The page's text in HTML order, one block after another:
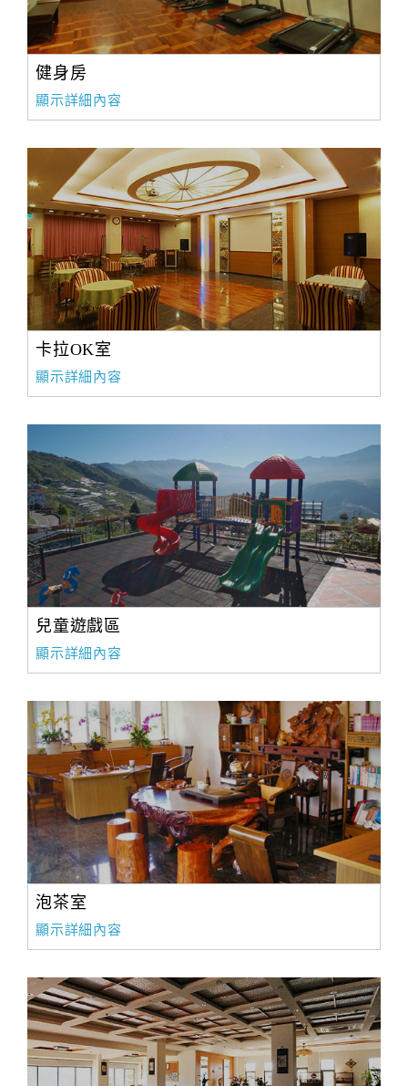
健身房
顯示詳細內容
卡拉OK室
顯示詳細內容
兒童遊戲區
顯示詳細內容
泡茶室
顯示詳細內容